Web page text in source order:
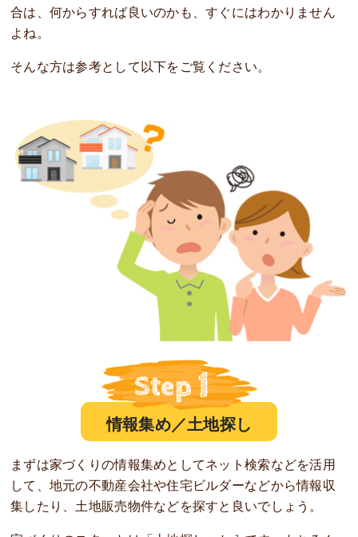
合は、何からすれば良いのかも、すぐにはわかりません
よね。
そんな方は参考として以下をご覧ください。
情報集め／土地探し
まずは家づくりの情報集めとしてネット検索などを活用
して、地元の不動産会社や住宅ビルダーなどから情報収
集したり、土地販売物件などを探すと良いでしょう。